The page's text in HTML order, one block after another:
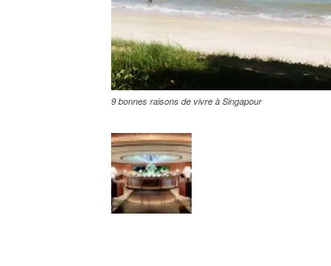
9 bonnes raisons de vivre à Singapour